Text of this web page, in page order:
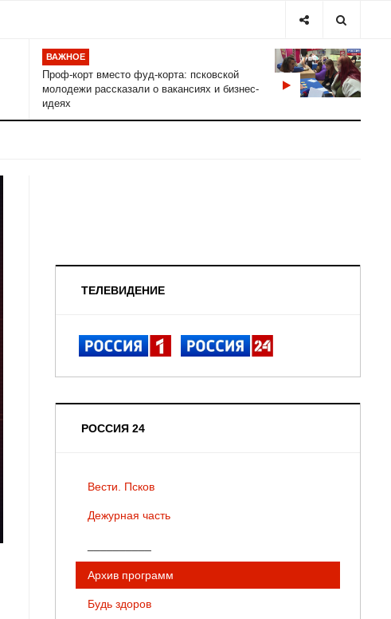
ВАЖНОЕ
Проф-корт вместо фуд-корта: псковской
молодежи рассказали о вакансиях и бизнес-
идеях
ТЕЛЕВИДЕНИЕ
РОССИЯ 24
Вести. Псков
Дежурная часть
Архив программ
Будь здоров